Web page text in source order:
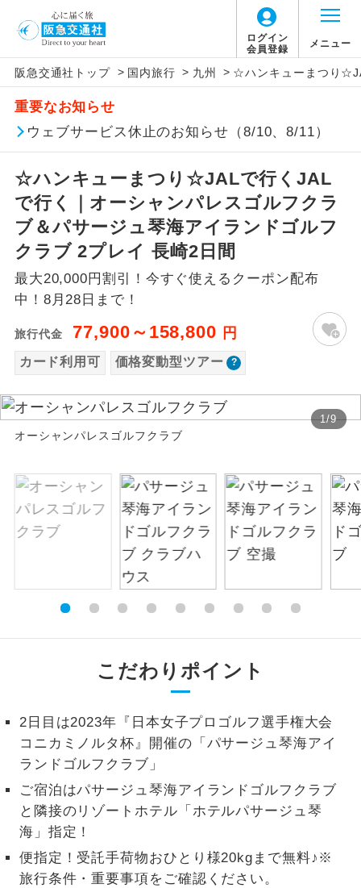
ログイン
会員登録
メニュー
阪急交通社トップ > 国内旅行 > 九州 > ☆ハンキューまつり
重要なお知らせ
ウェブサービス休止のお知らせ（8/10、8/11）
☆ハンキューまつり☆JALで行くJAL
で行く｜オーシャンパレスゴルフクラ
ブ＆パサージュ琴海アイランドゴルフ
クラブ 2プレイ 長崎2日間
最大20,000円割引！今すぐ使えるクーポン配布
中！8月28日まで！
旅行代金 77,900～158,800 円
カード利用可 価格変動型ツアー
1/9
オーシャンパレスゴルフクラブ
こだわりポイント
2日目は2023年『日本女子プロゴルフ選手権大会
コニカミノルタ杯』開催の「パサージュ琴海アイ
ランドゴルフクラブ」
ご宿泊はパサージュ琴海アイランドゴルフクラブ
と隣接のリゾートホテル「ホテルパサージュ琴
海」指定！
便指定！受託手荷物おひとり様20kgまで無料♪※
旅行条件・重要事項をご確認ください。
アイコン 説明
添乗員同行
往路出発空港（駅）から復路到着空港
（駅）まで同行します。
現地添乗員同
行
現地到着空港（駅）から最終日出発空港
（駅）まで添乗員が同行します。
バスガイド乗
務
バスガイドが乗務し、車内での観光案内
があります。
新コース
世界遺産
ユネスコに登録されている文化遺産や自
然遺産を訪ねるコースです。
絶景スポットに立ち寄るコースです。
温泉 温泉地にも宿泊するコースです。
露天風呂
ご宿泊ホテルに露天風呂が付いていま
す。
大浴場 ご宿泊ホテルに大浴場が付いています。
全食事付き
全てのお食事が付いていますので、お食
事の心配はいりません。（機内食を除
く）
お部屋にてゆっくりとお召し上がりいた
周りの音を気にせず、ガイドさんの説明
をじっくり聞くことができます。
1名様催行
1名様から出発可能な個人型プランで
す。
2名様催行
2名様から出発可能な個人型プランで
す。
おひとり様参
加限定
おひとり様限定でご参加いただけるコー
スです。
「価格変動型ツアー」に関するご案内
価格変動型ツアーとは
賃」を利用したツアーです。
お申し込み時期・ご利用便の空席状況に
よって料金が変動いたします。
以下の注意事項をあらかじめご了承いただき
ますようお願いいたします。
お支払いについて
お支払いは、クレジットカード決済のみとな
ります。
お申し込みの最後にクレジットカード決済を
していただき、決済手続き完了をもちまし
ご予約方法について
ウェブ限定コースとなりますので、コールセ
ンター及びカウンターでのお申し込みはでき